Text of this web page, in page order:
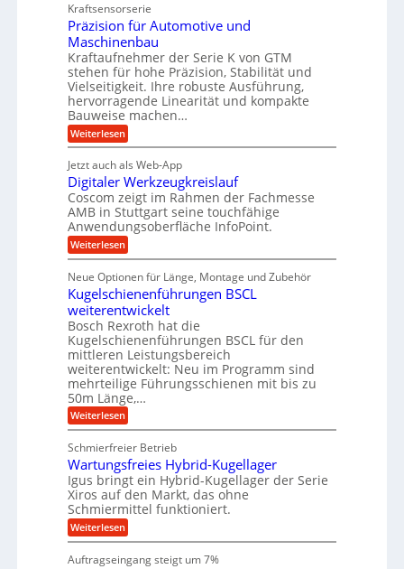
c
i
n
d
e
t
r
i
e
b
e
f
ü
r
r
a
e
U
m
g
e
b
u
n
g
n
n
d
A
u
f
t
r
a
g
s
e
i
n
g
a
n
g
l
o
s
e
,
w
e
n
i
g
e
r
S
t
e
l
e
n
h
n
s
t
a
n
g
e
n
g
e
t
r
i
e
b
e
f
ü
r
r
ä
i
s
e
H
u
b
b
e
w
e
g
u
n
g
e
n
Kraftsensorserie
Präzision für Automotive und
Maschinenbau
Kraftaufnehmer der Serie K von GTM
stehen für hohe Präzision, Stabilität und
Vielseitigkeit. Ihre robuste Ausführung,
hervorragende Linearität und kompakte
Bauweise machen…
Weiterlesen:
P
ä
z
i
s
i
o
n
f
r
A
u
t
o
m
o
t
i
v
e
u
n
d
M
a
s
c
h
i
n
n
Jetzt auch als Web-App
Digitaler Werkzeugkreislauf
Coscom zeigt im Rahmen der Fachmesse
AMB in Stuttgart seine touchfähige
Anwendungsoberfläche InfoPoint.
Weiterlesen:
D
g
i
t
a
l
e
r
W
e
r
k
z
e
u
g
k
r
e
i
s
l
a
u
Neue Optionen für Länge, Montage und Zubehör
Kugelschienenführungen BSCL
weiterentwickelt
Bosch Rexroth hat die
Kugelschienenführungen BSCL für den
mittleren Leistungsbereich
weiterentwickelt: Neu im Programm sind
mehrteilige Führungsschienen mit bis zu
50m Länge,…
Weiterlesen:
K
g
e
l
s
c
h
i
e
e
Schmierfreier Betrieb
Wartungsfreies Hybrid-Kugellager
Igus bringt ein Hybrid-Kugellager der Serie
Xiros auf den Markt, das ohne
Schmiermittel funktioniert.
Weiterlesen:
W
r
Auftragseingang steigt um 7%